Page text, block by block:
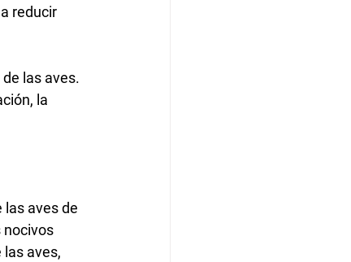
reducir
las aves.
la
aves de
nocivos
aves,